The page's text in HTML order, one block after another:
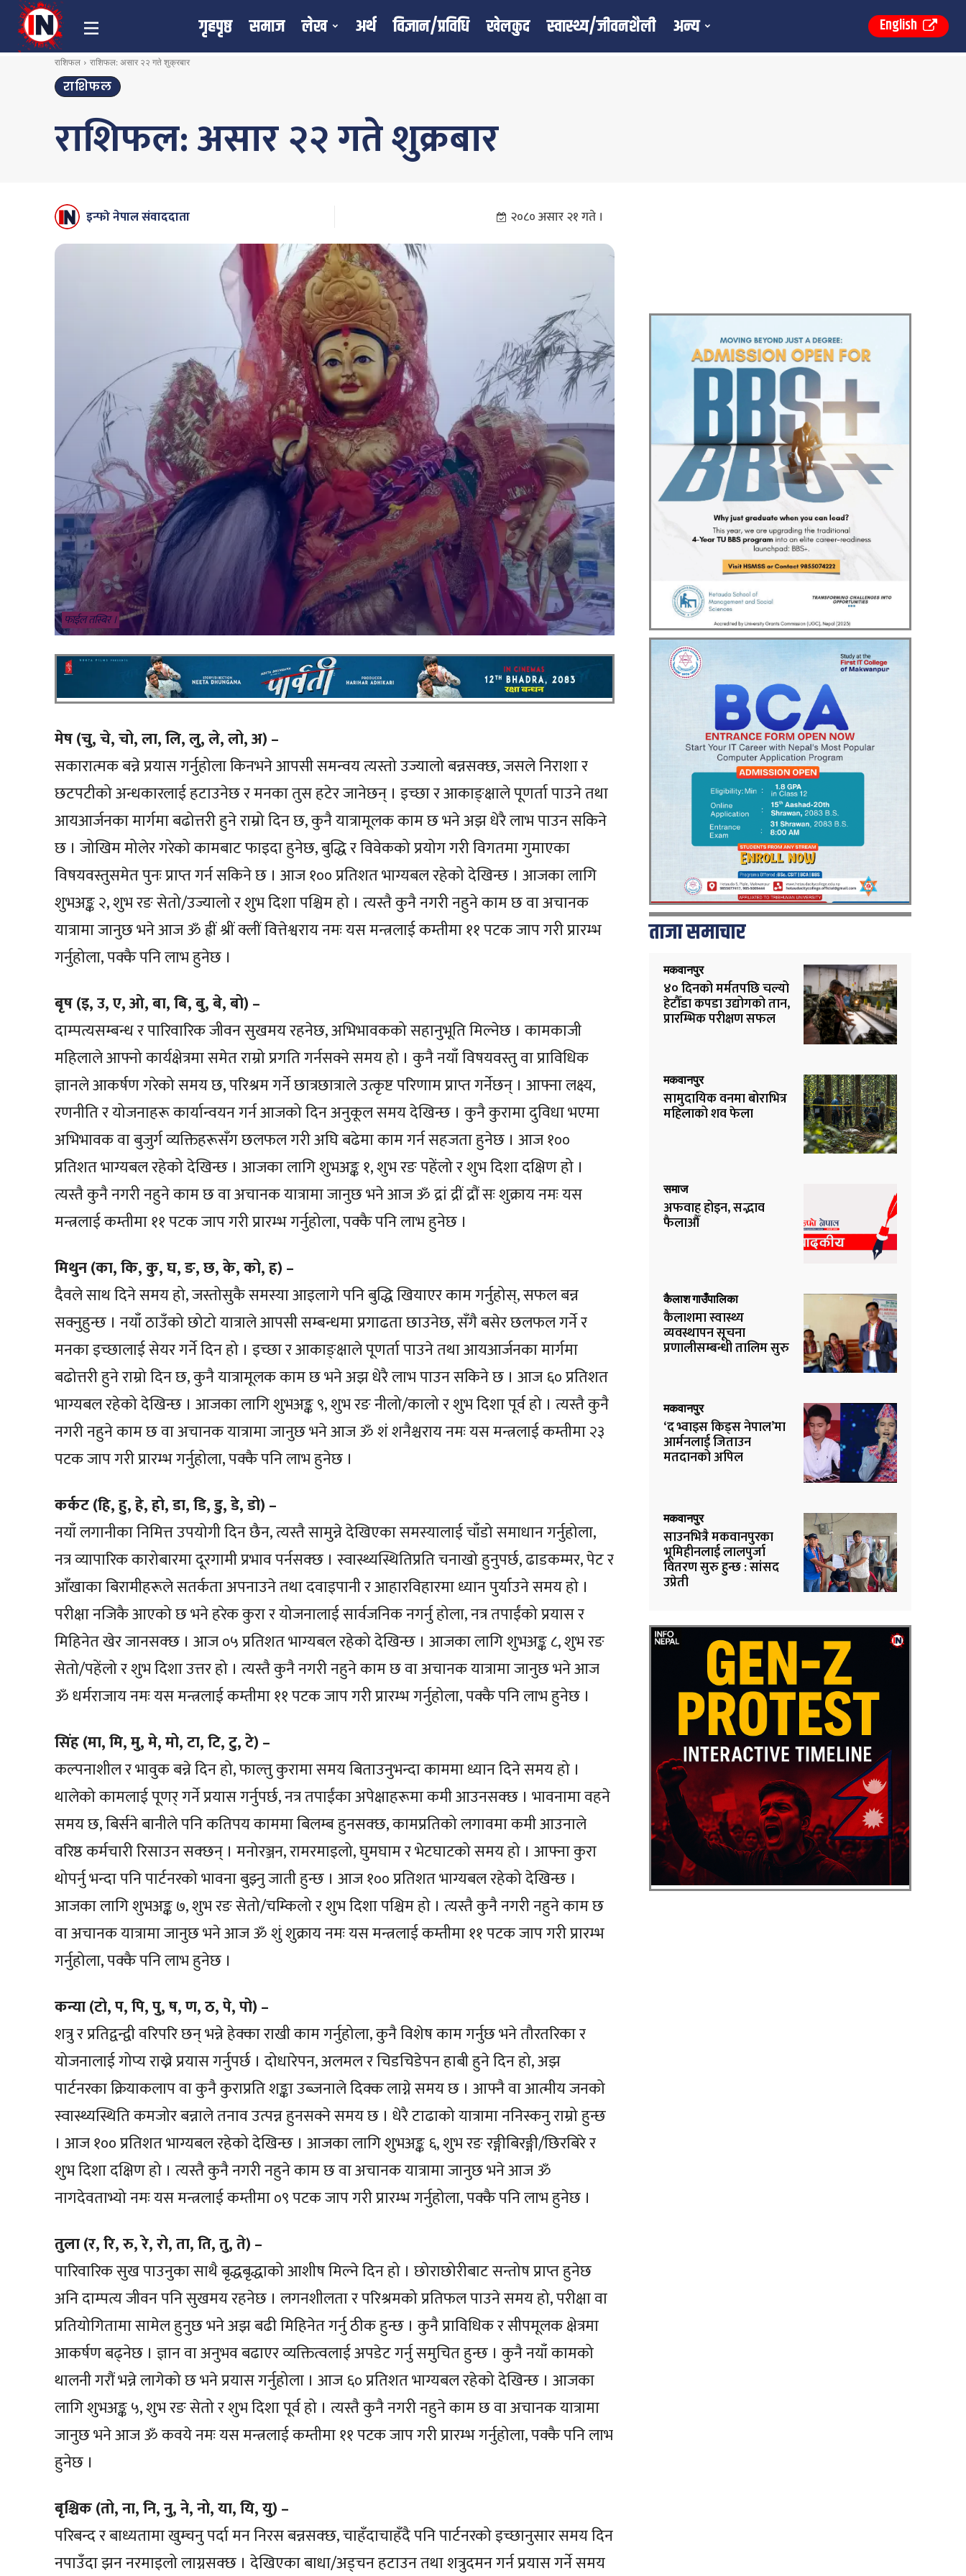
गृहपृष्ठ समाज लेख अर्थ विज्ञान/प्रविधि खेलकुद स्वास्थ्य/जीवनशैली अन्य English
राशिफल राशिफल: असार २२ गते शुक्रबार
राशिफल
राशिफल: असार २२ गते शुक्रबार
इन्फो नेपाल संवाददाता २०८० असार २१ गते ।
फाईल तस्बिर ।
मेष (चु, चे, चो, ला, लि, लु, ले, लो, अ) –
सकारात्मक बन्ने प्रयास गर्नुहोला किनभने आपसी समन्वय त्यस्तो उज्यालो बन्नसक्छ, जसले निराशा र
छटपटीको अन्धकारलाई हटाउनेछ र मनका तुस हटेर जानेछन् । इच्छा र आकाङ्क्षाले पूणर्ता पाउने तथा
आयआर्जनका मार्गमा बढोत्तरी हुने राम्रो दिन छ, कुनै यात्रामूलक काम छ भने अझ धेरै लाभ पाउन सकिने
छ । जोखिम मोलेर गरेको कामबाट फाइदा हुनेछ, बुद्धि र विवेकको प्रयोग गरी विगतमा गुमाएका
विषयवस्तुसमेत पुनः प्राप्त गर्न सकिने छ । आज १०० प्रतिशत भाग्यबल रहेको देखिन्छ । आजका लागि
शुभअङ्क २, शुभ रङ सेतो/उज्यालो र शुभ दिशा पश्चिम हो । त्यस्तै कुनै नगरी नहुने काम छ वा अचानक
यात्रामा जानुछ भने आज ॐ ह्रीं श्रीं क्लीं वित्तेश्वराय नमः यस मन्त्रलाई कम्तीमा ११ पटक जाप गरी प्रारम्भ
गर्नुहोला, पक्कै पनि लाभ हुनेछ ।
बृष (इ, उ, ए, ओ, बा, बि, बु, बे, बो) –
दाम्पत्यसम्बन्ध र पारिवारिक जीवन सुखमय रहनेछ, अभिभावकको सहानुभूति मिल्नेछ । कामकाजी
महिलाले आफ्नो कार्यक्षेत्रमा समेत राम्रो प्रगति गर्नसक्ने समय हो । कुनै नयाँ विषयवस्तु वा प्राविधिक
ज्ञानले आकर्षण गरेको समय छ, परिश्रम गर्ने छात्रछात्राले उत्कृष्ट परिणाम प्राप्त गर्नेछन् । आफ्ना लक्ष्य,
रणनीति र योजनाहरू कार्यान्वयन गर्न आजको दिन अनुकूल समय देखिन्छ । कुनै कुरामा दुविधा भएमा
अभिभावक वा बुजुर्ग व्यक्तिहरूसँग छलफल गरी अघि बढेमा काम गर्न सहजता हुनेछ । आज १००
प्रतिशत भाग्यबल रहेको देखिन्छ । आजका लागि शुभअङ्क १, शुभ रङ पहेंलो र शुभ दिशा दक्षिण हो ।
त्यस्तै कुनै नगरी नहुने काम छ वा अचानक यात्रामा जानुछ भने आज ॐ द्रां द्रीं द्रौं सः शुक्राय नमः यस
मन्त्रलाई कम्तीमा ११ पटक जाप गरी प्रारम्भ गर्नुहोला, पक्कै पनि लाभ हुनेछ ।
मिथुन (का, कि, कु, घ, ङ, छ, के, को, ह) –
दैवले साथ दिने समय हो, जस्तोसुकै समस्या आइलागे पनि बुद्धि खियाएर काम गर्नुहोस्, सफल बन्न
सक्नुहुन्छ । नयाँ ठाउँको छोटो यात्राले आपसी सम्बन्धमा प्रगाढता छाउनेछ, सँगै बसेर छलफल गर्ने र
मनका इच्छालाई सेयर गर्ने दिन हो । इच्छा र आकाङ्क्षाले पूणर्ता पाउने तथा आयआर्जनका मार्गमा
बढोत्तरी हुने राम्रो दिन छ, कुनै यात्रामूलक काम छ भने अझ धेरै लाभ पाउन सकिने छ । आज ६० प्रतिशत
भाग्यबल रहेको देखिन्छ । आजका लागि शुभअङ्क ९, शुभ रङ नीलो/कालो र शुभ दिशा पूर्व हो । त्यस्तै कुनै
नगरी नहुने काम छ वा अचानक यात्रामा जानुछ भने आज ॐ शं शनैश्चराय नमः यस मन्त्रलाई कम्तीमा २३
पटक जाप गरी प्रारम्भ गर्नुहोला, पक्कै पनि लाभ हुनेछ ।
कर्कट (हि, हु, हे, हो, डा, डि, डु, डे, डो) –
नयाँ लगानीका निमित्त उपयोगी दिन छैन, त्यस्तै सामुन्ने देखिएका समस्यालाई चाँडो समाधान गर्नुहोला,
नत्र व्यापारिक कारोबारमा दूरगामी प्रभाव पर्नसक्छ । स्वास्थ्यस्थितिप्रति चनाखो हुनुपर्छ, ढाडकम्मर, पेट र
आँखाका बिरामीहरूले सतर्कता अपनाउने तथा दवाइपानी र आहारविहारमा ध्यान पुर्याउने समय हो ।
परीक्षा नजिकै आएको छ भने हरेक कुरा र योजनालाई सार्वजनिक नगर्नु होला, नत्र तपाईंको प्रयास र
मिहिनेत खेर जानसक्छ । आज ०५ प्रतिशत भाग्यबल रहेको देखिन्छ । आजका लागि शुभअङ्क ८, शुभ रङ
सेतो/पहेंलो र शुभ दिशा उत्तर हो । त्यस्तै कुनै नगरी नहुने काम छ वा अचानक यात्रामा जानुछ भने आज
ॐ धर्मराजाय नमः यस मन्त्रलाई कम्तीमा ११ पटक जाप गरी प्रारम्भ गर्नुहोला, पक्कै पनि लाभ हुनेछ ।
सिंह (मा, मि, मु, मे, मो, टा, टि, टु, टे) –
कल्पनाशील र भावुक बन्ने दिन हो, फाल्तु कुरामा समय बिताउनुभन्दा काममा ध्यान दिने समय हो ।
थालेको कामलाई पूणर् गर्ने प्रयास गर्नुपर्छ, नत्र तपाईंका अपेक्षाहरूमा कमी आउनसक्छ । भावनामा वहने
समय छ, बिर्सने बानीले पनि कतिपय काममा बिलम्ब हुनसक्छ, कामप्रतिको लगावमा कमी आउनाले
वरिष्ठ कर्मचारी रिसाउन सक्छन् । मनोरञ्जन, रामरमाइलो, घुमघाम र भेटघाटको समय हो । आफ्ना कुरा
थोपर्नु भन्दा पनि पार्टनरको भावना बुझ्नु जाती हुन्छ । आज १०० प्रतिशत भाग्यबल रहेको देखिन्छ ।
आजका लागि शुभअङ्क ७, शुभ रङ सेतो/चम्किलो र शुभ दिशा पश्चिम हो । त्यस्तै कुनै नगरी नहुने काम छ
वा अचानक यात्रामा जानुछ भने आज ॐ शुं शुक्राय नमः यस मन्त्रलाई कम्तीमा ११ पटक जाप गरी प्रारम्भ
गर्नुहोला, पक्कै पनि लाभ हुनेछ ।
कन्या (टो, प, पि, पु, ष, ण, ठ, पे, पो) –
शत्रु र प्रतिद्वन्द्वी वरिपरि छन् भन्ने हेक्का राखी काम गर्नुहोला, कुनै विशेष काम गर्नुछ भने तौरतरिका र
योजनालाई गोप्य राख्ने प्रयास गर्नुपर्छ । दोधारेपन, अलमल र चिडचिडेपन हाबी हुने दिन हो, अझ
पार्टनरका क्रियाकलाप वा कुनै कुराप्रति शङ्का उब्जनाले दिक्क लाग्ने समय छ । आफ्नै वा आत्मीय जनको
स्वास्थ्यस्थिति कमजोर बन्नाले तनाव उत्पन्न हुनसक्ने समय छ । धेरै टाढाको यात्रामा ननिस्कनु राम्रो हुन्छ
। आज १०० प्रतिशत भाग्यबल रहेको देखिन्छ । आजका लागि शुभअङ्क ६, शुभ रङ रङ्गीबिरङ्गी/छिरबिरे र
शुभ दिशा दक्षिण हो । त्यस्तै कुनै नगरी नहुने काम छ वा अचानक यात्रामा जानुछ भने आज ॐ
नागदेवताभ्यो नमः यस मन्त्रलाई कम्तीमा ०९ पटक जाप गरी प्रारम्भ गर्नुहोला, पक्कै पनि लाभ हुनेछ ।
तुला (र, रि, रु, रे, रो, ता, ति, तु, ते) –
पारिवारिक सुख पाउनुका साथै बृद्धबृद्धाको आशीष मिल्ने दिन हो । छोराछोरीबाट सन्तोष प्राप्त हुनेछ
अनि दाम्पत्य जीवन पनि सुखमय रहनेछ । लगनशीलता र परिश्रमको प्रतिफल पाउने समय हो, परीक्षा वा
प्रतियोगितामा सामेल हुनुछ भने अझ बढी मिहिनेत गर्नु ठीक हुन्छ । कुनै प्राविधिक र सीपमूलक क्षेत्रमा
आकर्षण बढ्नेछ । ज्ञान वा अनुभव बढाएर व्यक्तित्वलाई अपडेट गर्नु समुचित हुन्छ । कुनै नयाँ कामको
थालनी गरौं भन्ने लागेको छ भने प्रयास गर्नुहोला । आज ६० प्रतिशत भाग्यबल रहेको देखिन्छ । आजका
लागि शुभअङ्क ५, शुभ रङ सेतो र शुभ दिशा पूर्व हो । त्यस्तै कुनै नगरी नहुने काम छ वा अचानक यात्रामा
जानुछ भने आज ॐ कवये नमः यस मन्त्रलाई कम्तीमा ११ पटक जाप गरी प्रारम्भ गर्नुहोला, पक्कै पनि लाभ
हुनेछ ।
बृश्चिक (तो, ना, नि, नु, ने, नो, या, यि, यु) –
परिबन्द र बाध्यतामा खुम्चनु पर्दा मन निरस बन्नसक्छ, चाहँदाचाहँदै पनि पार्टनरको इच्छानुसार समय दिन
नपाउँदा झन नरमाइलो लाग्नसक्छ । देखिएका बाधा/अड्चन हटाउन तथा शत्रुदमन गर्न प्रयास गर्ने समय
ताजा समाचार
मकवानपुर
४० दिनको मर्मतपछि चल्यो
हेटौँडा कपडा उद्योगको तान,
प्रारम्भिक परीक्षण सफल
मकवानपुर
सामुदायिक वनमा बोराभित्र
महिलाको शव फेला
समाज
अफवाह होइन, सद्भाव
फैलाऔँ
कैलाश गाउँपालिका
कैलाशमा स्वास्थ्य
व्यवस्थापन सूचना
प्रणालीसम्बन्धी तालिम सुरु
मकवानपुर
‘द भ्वाइस किड्स नेपाल’मा
आर्मनलाई जिताउन
मतदानको अपिल
मकवानपुर
साउनभित्रै मकवानपुरका
भूमिहीनलाई लालपुर्जा
वितरण सुरु हुन्छ : सांसद
उप्रेती